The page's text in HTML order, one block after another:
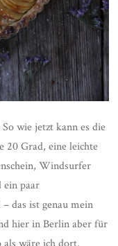
wie jetzt kann es die
20 Grad, eine leichte
Windsurfer
ein paar
das ist genau mein
hier in Berlin aber für